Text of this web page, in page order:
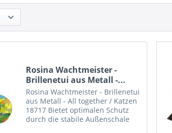
Rosina Wachtmeister -
Brillenetui aus Metall -...
Rosina Wachtmeister - Brillenetui
aus Metall - All together / Katzen
18717 Bietet optimalen Schutz
durch die stabile Außenschale